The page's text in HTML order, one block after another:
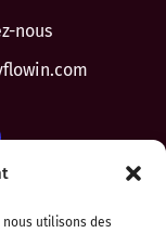
utilisons des
nous